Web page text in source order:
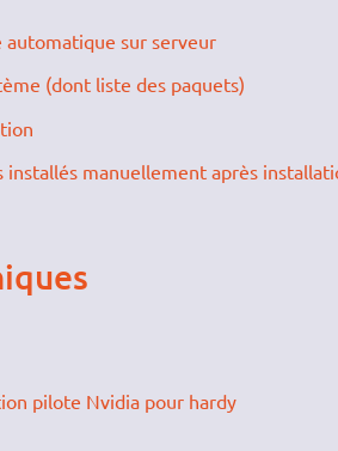
automatique sur serveur
(dont liste des paquets)
installés manuellement après
pilote Nvidia pour hardy